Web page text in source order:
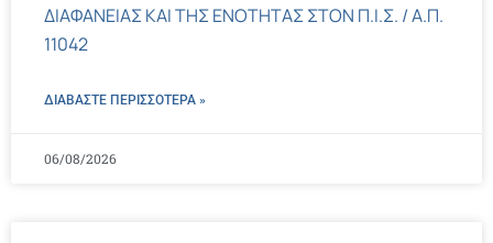
ΔΙΑΦΑΝΕΙΑΣ ΚΑΙ ΤΗΣ ΕΝΟΤΗΤΑΣ ΣΤΟΝ Π.Ι.Σ. / Α.Π.
11042
ΔΙΑΒΑΣΤΕ ΠΕΡΙΣΣΌΤΕΡΑ »
06/08/2026